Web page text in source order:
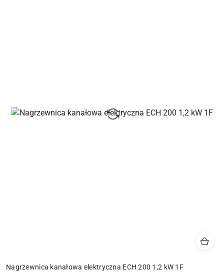
Nagrzewnica kanałowa elektryczna ECH 200 1,2 kW 1F